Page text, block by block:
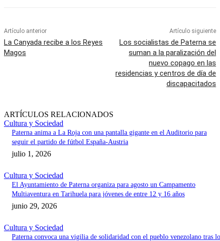
Artículo anterior
La Canyada recibe a los Reyes
Magos
Artículo siguiente
Los socialistas de Paterna se
suman a la paralización del
nuevo copago en las
residencias y centros de día de
discapacitados
ARTÍCULOS RELACIONADOS
Cultura y Sociedad
Paterna anima a La Roja con una pantalla gigante en el Auditorio para
seguir el partido de fútbol España-Austria
julio 1, 2026
Cultura y Sociedad
El Ayuntamiento de Paterna organiza para agosto un Campamento
Multiaventura en Tarihuela para jóvenes de entre 12 y 16 años
junio 29, 2026
Cultura y Sociedad
Paterna convoca una vigilia de solidaridad con el pueblo venezolano tras